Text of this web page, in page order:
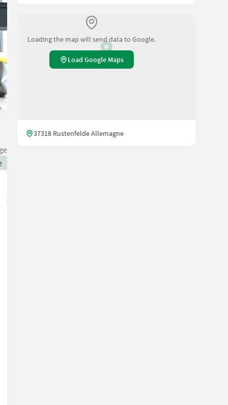
Loading the map will send data to Google.
Load Google Maps
37318 Rustenfelde Allemagne